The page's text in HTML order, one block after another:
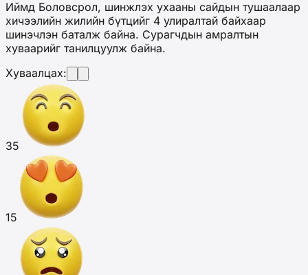
Иймд Боловсрол, шинжлэх ухааны сайдын тушаалаар
хичээлийн жилийн бүтцийг 4 улиралтай байхаар
шинэчлэн баталж байна. Сурагчдын амралтын
хуваарийг танилцуулж байна.
Хуваалцах:
35
15